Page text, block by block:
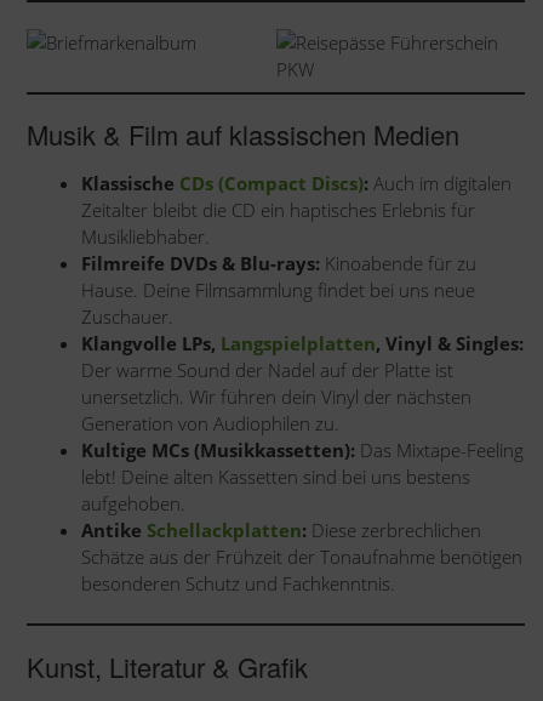
Musik & Film auf klassischen Medien
Klassische CDs (Compact Discs): Auch im digitalen
Zeitalter bleibt die CD ein haptisches Erlebnis für
Musikliebhaber.
Filmreife DVDs & Blu-rays: Kinoabende für zu
Hause. Deine Filmsammlung findet bei uns neue
Zuschauer.
Klangvolle LPs, Langspielplatten, Vinyl & Singles:
Der warme Sound der Nadel auf der Platte ist
unersetzlich. Wir führen dein Vinyl der nächsten
Generation von Audiophilen zu.
Kultige MCs (Musikkassetten): Das Mixtape-Feeling
lebt! Deine alten Kassetten sind bei uns bestens
aufgehoben.
Antike Schellackplatten: Diese zerbrechlichen
Schätze aus der Frühzeit der Tonaufnahme benötigen
besonderen Schutz und Fachkenntnis.
Kunst, Literatur & Grafik